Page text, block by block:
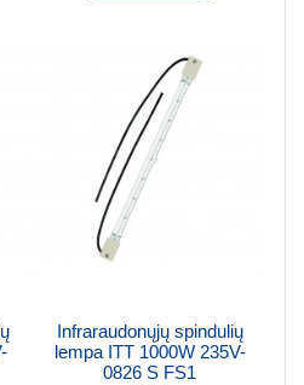
Infraraudonųjų spindulių
lempa ITT 1000W 235V-
0826 S FS1